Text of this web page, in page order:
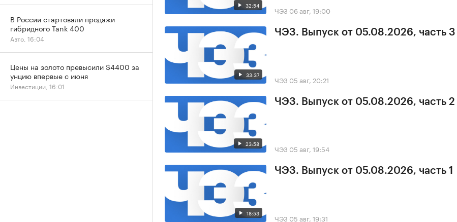
32:54 ЧЭЗ 06 авг, 19:00
33:37
ЧЭЗ. Выпуск от 05.08.2026, часть 3
ЧЭЗ 05 авг, 20:21
23:58
ЧЭЗ. Выпуск от 05.08.2026, часть 2
ЧЭЗ 05 авг, 19:54
18:53
ЧЭЗ. Выпуск от 05.08.2026, часть 1
ЧЭЗ 05 авг, 19:31
В России стартовали продажи
гибридного Tank 400
Авто, 16:04
Цены на золото превысили $4400 за
унцию впервые с июня
Инвестиции, 16:01